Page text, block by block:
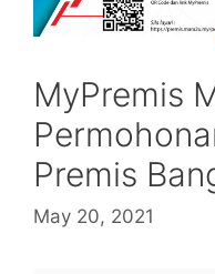
MyPremis
Premis
May 20, 2021